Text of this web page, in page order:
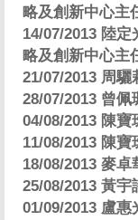
略及創新中心主
14/07/2013 陸
略及創新中心主
21/07/2013 周
28/07/2013 曾
04/08/2013 陳
11/08/2013 陳
18/08/2013 麥
25/08/2013 黃
01/09/2013 盧